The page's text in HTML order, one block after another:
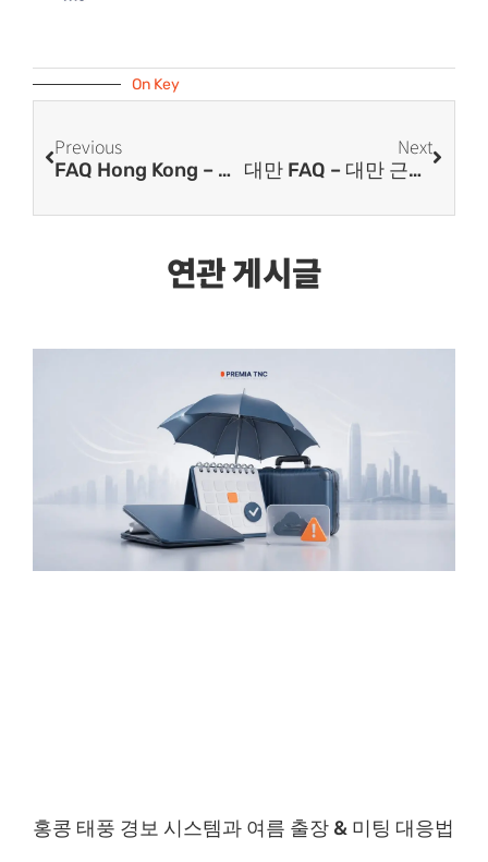
On Key
Previous
FAQ Hong Kong – Change Of Company Name In Hong Kong
Next
대만 FAQ – 대만 근로기준법 연차 제대로 알고 제대로 쓰기!
연관 게시글
홍콩 태풍 경보 시스템과 여름 출장 & 미팅 대응법